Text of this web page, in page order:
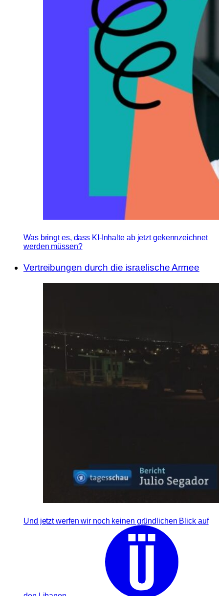
Was bringt es, dass KI-Inhalte ab jetzt gekennzeichnet
werden müssen?
Vertreibungen durch die israelische Armee
Und jetzt werfen wir noch keinen gründlichen Blick auf